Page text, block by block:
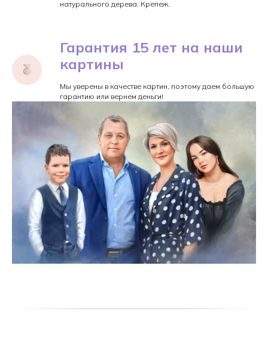
натурального дерева. Крепеж.
Гарантия 15 лет на наши
картины
Мы уверены в качестве картин, поэтому даем большую
гарантию или вернем деньги!